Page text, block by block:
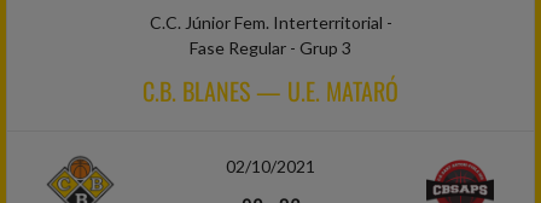
C.C. Júnior Fem. Interterritorial -
Fase Regular - Grup 3
C.B. BLANES — U.E. MATARÓ
02/10/2021